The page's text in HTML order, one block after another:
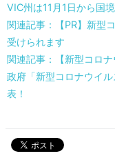
VIC州は11月1日から国境
関連記事：【PR】新型
受けられます
関連記事：【新型コロ
政府「新型コロナウイ
表！